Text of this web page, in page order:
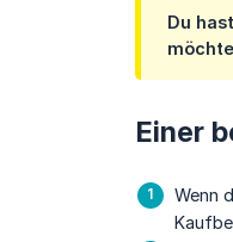
Du
Einer
Wenn